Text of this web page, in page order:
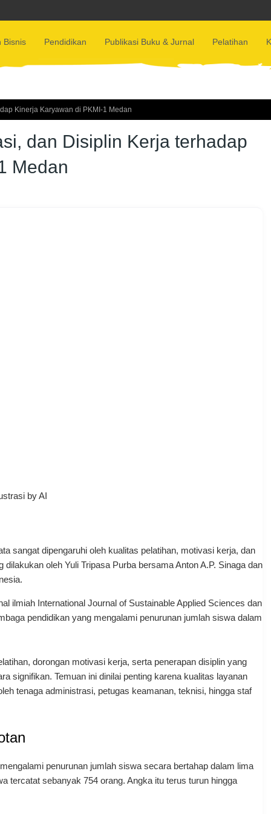
Bisnis Pendidikan Publikasi Buku & Jurnal Pelatihan
Kinerja Karyawan di PKMI-1 Medan
dan Disiplin Kerja terhadap
Medan
by AI
sangat dipengaruhi oleh kualitas pelatihan, motivasi kerja, dan
oleh Yuli Tripasa Purba bersama Anton A.P. Sinaga dan
ilmiah International Journal of Sustainable Applied Sciences dan
pendidikan yang mengalami penurunan jumlah siswa dalam
dorongan motivasi kerja, serta penerapan disiplin yang
signifikan. Temuan ini dinilai penting karena kualitas layanan
tenaga administrasi, petugas keamanan, teknisi, hingga staf
penurunan jumlah siswa secara bertahap dalam lima
tercatat sebanyak 754 orang. Angka itu terus turun hingga